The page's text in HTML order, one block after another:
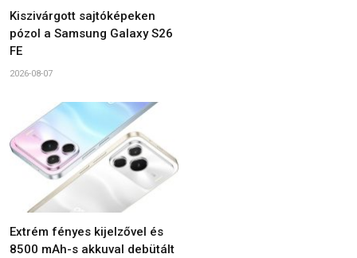
Kiszivárgott sajtóképeken
pózol a Samsung Galaxy S26
FE
2026-08-07
Extrém fényes kijelzővel és
8500 mAh-s akkuval debütált